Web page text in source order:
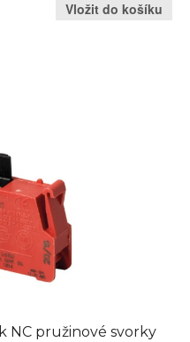
NC pružinové svorky